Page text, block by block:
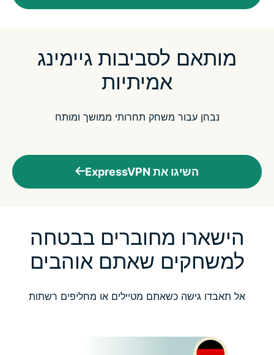
מותאם לסביבות גיימינג
אמיתיות
נבחן עבור משחק תחרותי ממושך ומותח
השיגו את ExpressVPN
הישארו מחוברים בבטחה
למשחקים שאתם אוהבים
אל תאבדו גישה כשאתם מטיילים או מחליפים רשתות